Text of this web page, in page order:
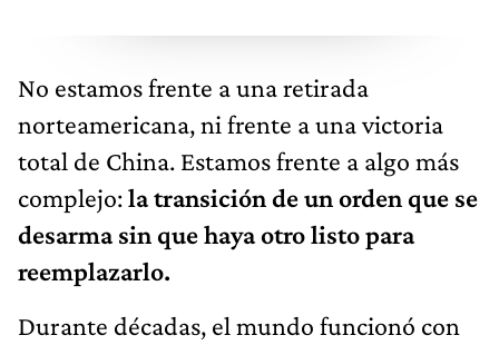
No estamos frente a una retirada
norteamericana, ni frente a una victoria
total de China. Estamos frente a algo más
complejo:la transición de un orden que se
desarma sin que haya otro listo para
reemplazarlo.
Durante décadas, el mundo funcionó con